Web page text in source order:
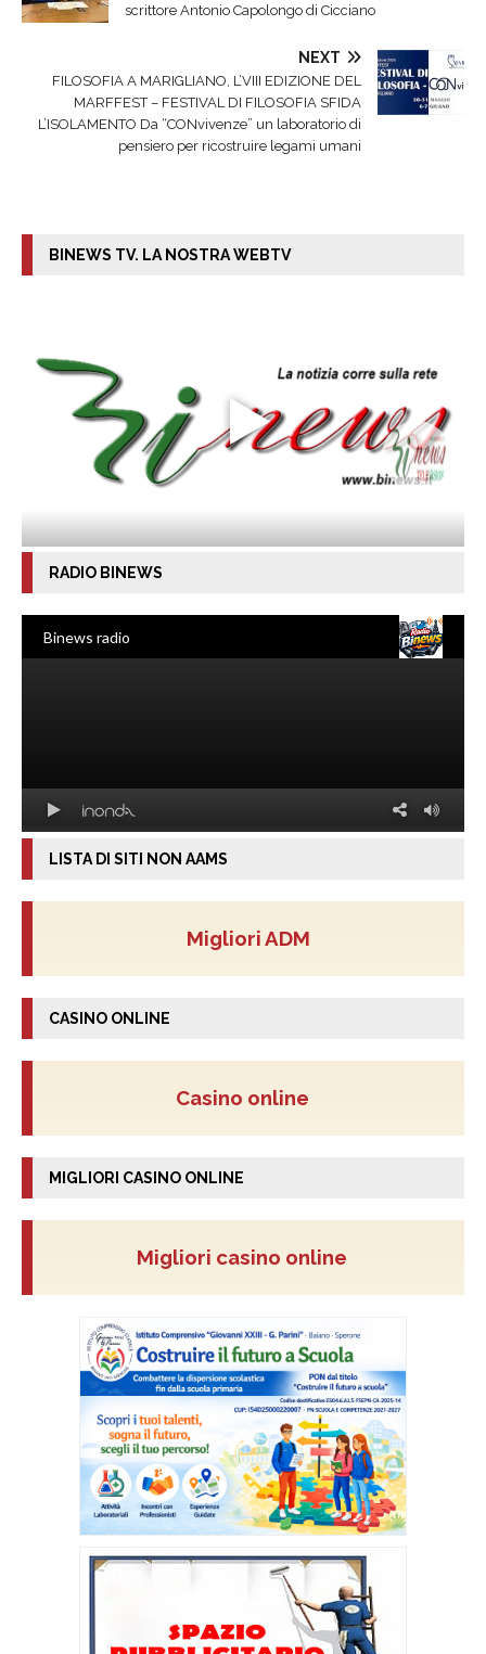
scrittore Antonio Capolongo di Cicciano
NEXT
FILOSOFIA A MARIGLIANO, L’VIII EDIZIONE DEL
MARFFEST – FESTIVAL DI FILOSOFIA SFIDA
L’ISOLAMENTO Da “CONvivenze” un laboratorio di
pensiero per ricostruire legami umani
BINEWS TV. LA NOSTRA WEBTV
RADIO BINEWS
LISTA DI SITI NON AAMS
Migliori ADM
CASINO ONLINE
Casino online
MIGLIORI CASINO ONLINE
Migliori casino online